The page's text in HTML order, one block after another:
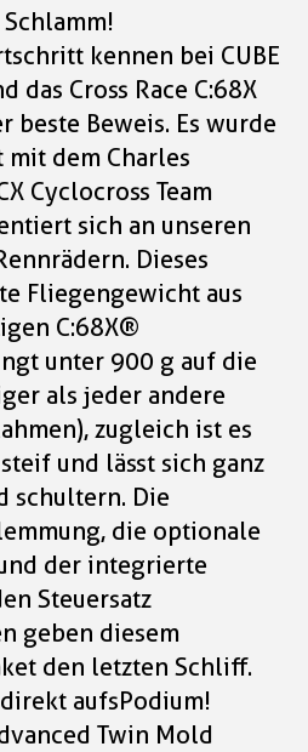
kennen bei CUBE
das Cross Race C:68X
beste Beweis. Es wurde
mit dem Charles
Cyclocross Team
sich an unseren
Dieses
Fliegengewicht aus
C:68X®
unter 900 g auf die
als jeder andere
zugleich ist es
und lässt sich ganz
schultern. Die
die optionale
der integrierte
Steuersatz
geben diesem
den letzten Schliff.
aufsPodium!
Twin Mold